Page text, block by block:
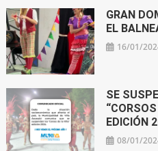
GRAN
EL
16/01/
SE
EDICIÓN
08/01/